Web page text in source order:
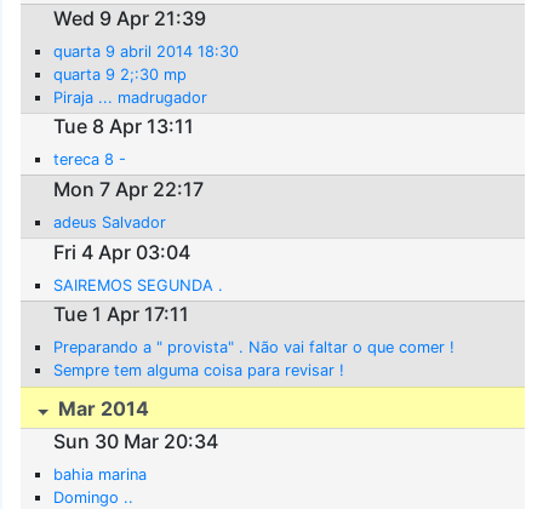
Wed 9 Apr 21:39
quarta 9 abril 2014 18:30
quarta 9 2;:30 mp
Piraja ... madrugador
Tue 8 Apr 13:11
tereca 8 -
Mon 7 Apr 22:17
adeus Salvador
Fri 4 Apr 03:04
SAIREMOS SEGUNDA .
Tue 1 Apr 17:11
Preparando a " provista" . Não vai faltar o que comer !
Sempre tem alguma coisa para revisar !
Mar 2014
Sun 30 Mar 20:34
bahia marina
Domingo ..